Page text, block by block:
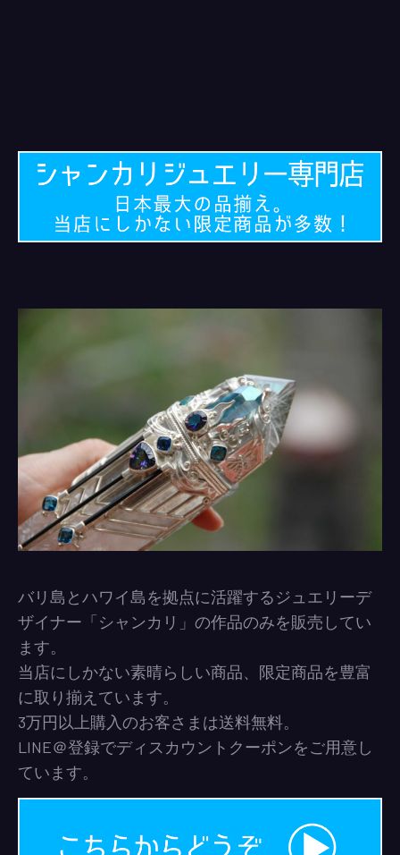
バリ島とハワイ島を拠点に活躍するジュエリーデ
ザイナー「シャンカリ」の作品のみを販売してい
ます。
当店にしかない素晴らしい商品、限定商品を豊富
に取り揃えています。
3万円以上購入のお客さまは送料無料。
LINE＠登録でディスカウントクーポンをご用意し
ています。